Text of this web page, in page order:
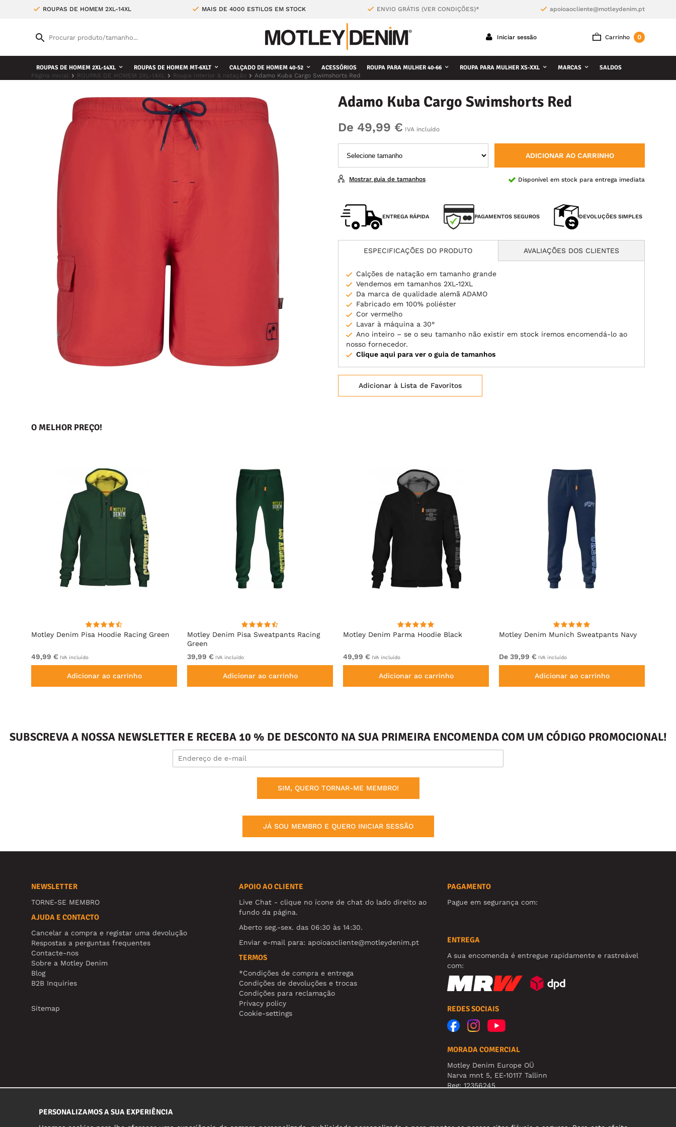
ROUPAS DE HOMEM 2XL-14XL MAIS DE 4000 ESTILOS EM STOCK ENVIO GRÁTIS (VER CONDIÇÕES)* apoioaocliente@motleydenim.pt
Carrinho 0
Iniciar sessão
ROUPAS DE HOMEM 2XL-14XL ROUPAS DE HOMEM MT-6XLT CALÇADO DE HOMEM 40-52 ACESSÓRIOS ROUPA PARA MULHER 40-66 ROUPA PARA MULHER XS-XXL MARCAS SALDOS
Página inicial ROUPAS DE HOMEM 2XL-14XL Roupa Interior & natação Adamo Kuba Cargo Swimshorts Red
Adamo Kuba Cargo Swimshorts Red
De 49,99 € IVA incluído
ADICIONAR AO CARRINHO
Disponível em stock para entrega imediata
Mostrar guia de tamanhos
ENTREGA RÁPIDA PAGAMENTOS SEGUROS DEVOLUÇÕES SIMPLES
ESPECIFICAÇÕES DO PRODUTO AVALIAÇÕES DOS CLIENTES
Calções de natação em tamanho grande
Vendemos em tamanhos 2XL-12XL
Da marca de qualidade alemã ADAMO
Fabricado em 100% poliéster
Cor vermelho
Lavar à máquina a 30°
Ano inteiro – se o seu tamanho não existir em stock iremos encomendá-lo ao
nosso fornecedor.
Clique aqui para ver o guia de tamanhos
Adicionar à Lista de Favoritos
O MELHOR PREÇO!
Motley Denim Pisa Hoodie Racing Green
49,99 € IVA incluído
Adicionar ao carrinho
Motley Denim Pisa Sweatpants Racing
Green
39,99 € IVA incluído
Adicionar ao carrinho
Motley Denim Parma Hoodie Black
49,99 € IVA incluído
Adicionar ao carrinho
Motley Denim Munich Sweatpants Navy
De 39,99 € IVA incluído
Adicionar ao carrinho
SUBSCREVA A NOSSA NEWSLETTER E RECEBA 10 % DE DESCONTO NA SUA PRIMEIRA ENCOMENDA COM UM CÓDIGO PROMOCIONAL!
SIM, QUERO TORNAR-ME MEMBRO!
JÁ SOU MEMBRO E QUERO INICIAR SESSÃO
NEWSLETTER
TORNE-SE MEMBRO
AJUDA E CONTACTO
Cancelar a compra e registar uma devolução
Respostas a perguntas frequentes
Contacte-nos
Sobre a Motley Denim
Blog
B2B Inquiries
Sitemap
APOIO AO CLIENTE
Live Chat - clique no ícone de chat do lado direito ao
fundo da página.
Aberto seg.-sex. das 06:30 às 14:30.
Enviar e-mail para: apoioaocliente@motleydenim.pt
TERMOS
*Condições de compra e entrega
Condições de devoluções e trocas
Condições para reclamação
Privacy policy
Cookie-settings
PAGAMENTO
Pague em segurança com:
ENTREGA
A sua encomenda é entregue rapidamente e rastreável
com:
REDES SOCIAIS
MORADA COMERCIAL
Motley Denim Europe OÜ
Narva mnt 5, EE-10117 Tallinn
Reg: 12356245
PERSONALIZAMOS A SUA EXPERIÊNCIA